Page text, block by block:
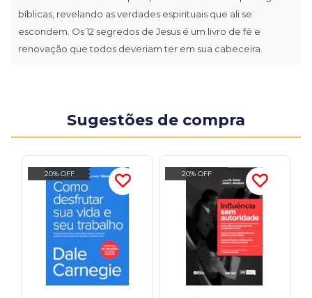
bíblicas, revelando as verdades espirituais que ali se
escondem. Os 12 segredos de Jesus é um livro de fé e
renovação que todos deveriam ter em sua cabeceira.
Sugestões de compra
20% OFF 20% OFF